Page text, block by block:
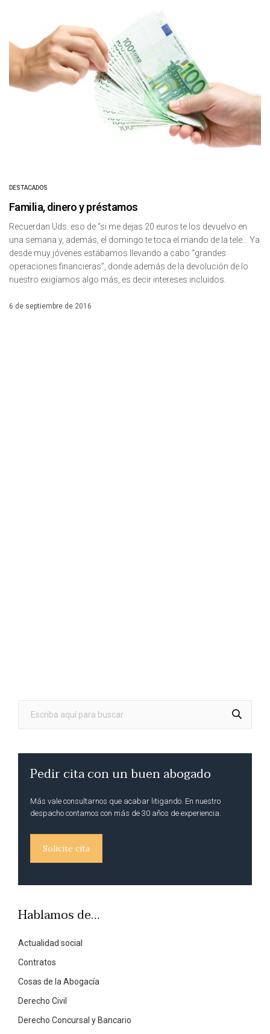
DESTACADOS
Familia, dinero y préstamos
Recuerdan Uds. eso de “si me dejas 20 euros te los devuelvo en
una semana y, además, el domingo te toca el mando de la tele… Ya
desde muy jóvenes estábamos llevando a cabo “grandes
operaciones financieras”, donde además de la devolución de lo
nuestro exigíamos algo más, es decir intereses incluidos.
6 de septiembre de 2016
Pedir cita con un buen abogado
Más vale consultarnos que acabar litigando. En nuestro
despacho contamos con más de 30 años de experiencia.
Solicite cita
Hablamos de…
Actualidad social
Contratos
Cosas de la Abogacía
Derecho Civil
Derecho Concursal y Bancario